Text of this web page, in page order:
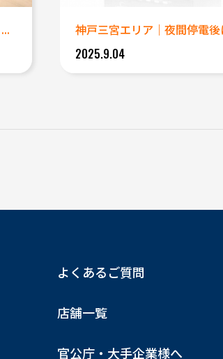
2025.9.04
よくあるご質問
店舗一覧
官公庁・大手企業様へ